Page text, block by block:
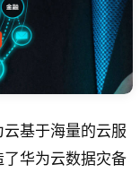
基于海量的云服
华为云数据灾备